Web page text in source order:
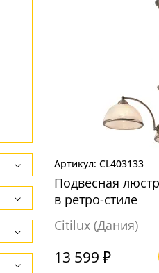
CL403133
Подвесная
в ретро-стиле
Citilux (Дания)
13 599 ₽